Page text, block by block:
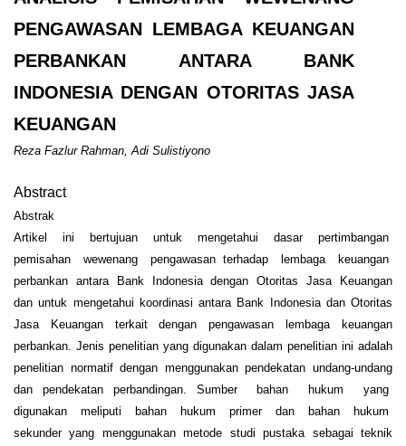
PENGAWASAN LEMBAGA KEUANGAN
PERBANKAN ANTARA BANK
INDONESIA DENGAN OTORITAS JASA
KEUANGAN
Reza Fazlur Rahman, Adi Sulistiyono
Abstract
Abstrak
Artikel ini bertujuan untuk mengetahui dasar pertimbangan
pemisahan wewenang pengawasan terhadap lembaga keuangan
perbankan antara Bank Indonesia dengan Otoritas Jasa Keuangan
dan untuk mengetahui koordinasi antara Bank Indonesia dan Otoritas
Jasa Keuangan terkait dengan pengawasan lembaga keuangan
perbankan. Jenis penelitian yang digunakan dalam penelitian ini adalah
penelitian normatif dengan menggunakan pendekatan undang-undang
dan pendekatan perbandingan. Sumber bahan hukum yang
digunakan meliputi bahan hukum primer dan bahan hukum
sekunder yang menggunakan metode studi pustaka sebagai teknik